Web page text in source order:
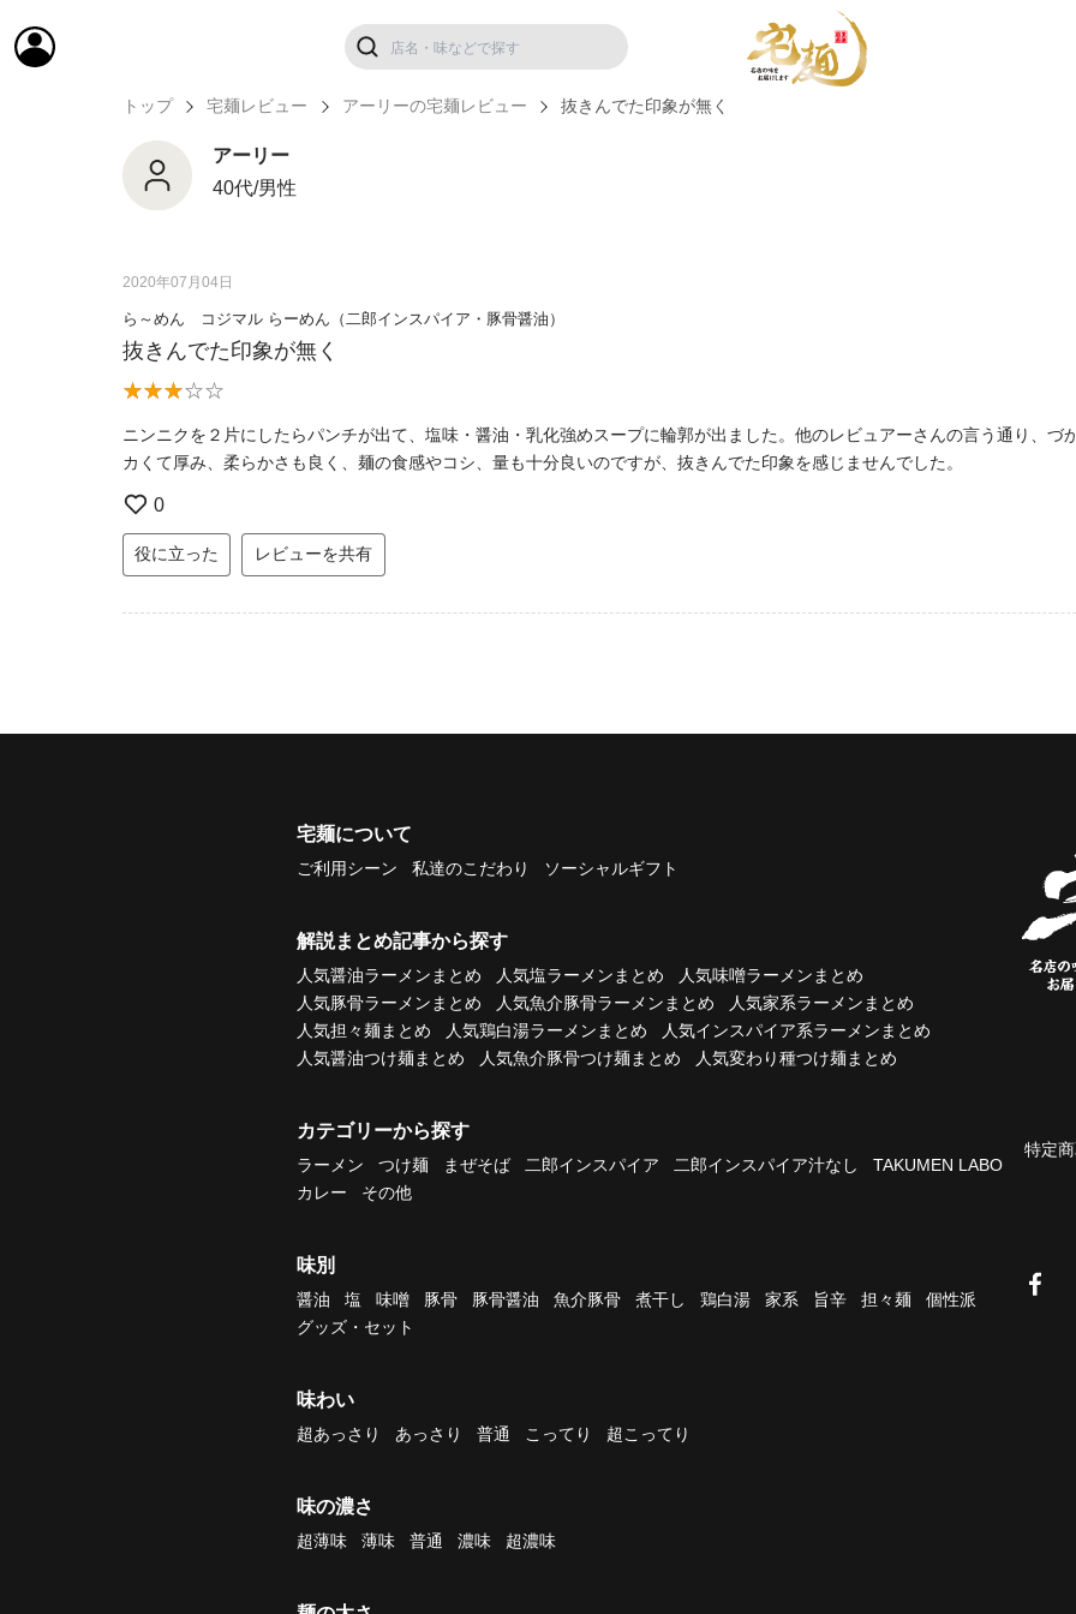
トップ 宅麺レビュー アーリーの宅麺レビュー 抜きんでた印象が無く
アーリー
40代/男性
2020年07月04日
ら～めん コジマル らーめん（二郎インスパイア・豚骨醤油）
抜きんでた印象が無く
ニンニクを２片にしたらパンチが出て、塩味・醤油・乳化強めスープに輪郭が出ました。他のレビュアーさんの言う通り、
カくて厚み、柔らかさも良く、麺の食感やコシ、量も十分良いのですが、抜きんでた印象を感じませんでした。
0
役に立った レビューを共有
宅麺について
ご利用シーン 私達のこだわり ソーシャルギフト
解説まとめ記事から探す
人気醤油ラーメンまとめ 人気塩ラーメンまとめ
人気味噌ラーメンまとめ
人気豚骨ラーメンまとめ
人気魚介豚骨ラーメンまとめ
人気家系ラーメンまとめ
人気担々麺まとめ
人気鶏白湯ラーメンまとめ
人気インスパイア系ラーメンまとめ
人気醤油つけ麺まとめ
人気魚介豚骨つけ麺まとめ 人気変わり種つけ麺まとめ
カテゴリーから探す
ラーメン つけ麺 まぜそば 二郎インスパイア 二郎インスパイア汁なし
TAKUMEN LABO
カレー
その他
味別
醤油 塩 味噌 豚骨 豚骨醤油 魚介豚骨 煮干し 鶏白湯 家系 旨辛 担々麺
個性派
グッズ・セット
味わい
超あっさり あっさり 普通 こってり 超こってり
味の濃さ
超薄味 薄味 普通 濃味 超濃味
特定